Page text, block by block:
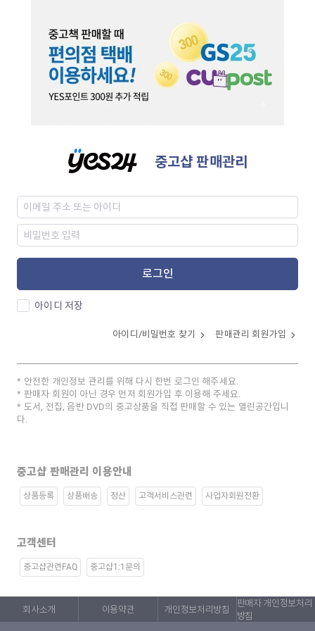
중고샵 판매관리
로그인
아이디 저장
아이디/비밀번호 찾기 판매관리 회원가입
안전한 개인정보 관리를 위해 다시 한번 로그인 해주세요.
판매자 회원이 아닌 경우 먼저 회원가입 후 이용해 주세요.
도서, 전집, 음반 DVD의 중고상품을 직접 판매할 수 있는 열린공간입니
다.
중고샵 판매관리 이용안내
상품등록 상품배송 정산 고객서비스관련 사업자회원전환
고객센터
중고샵관련FAQ 중고샵1:1문의
회사소개 이용약관 개인정보처리방침
판매자 개인정보처리
방침